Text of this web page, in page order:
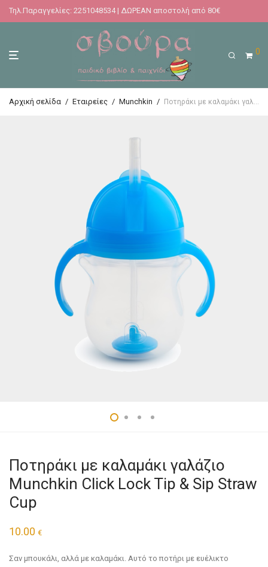
Τηλ.Παραγγελίες: 2251048534 | ΔΩΡΕΑΝ αποστολή από 80€
0
Αρχική σελίδα / Εταιρείες / Munchkin / Ποτηράκι με καλαμάκι γαλάζιο Munchkin Click Lock Tip & Sip Straw Cup
Ποτηράκι με καλαμάκι γαλάζιο
Munchkin Click Lock Tip & Sip Straw
Cup
10.00 €
Σαν μπουκάλι, αλλά με καλαμάκι. Αυτό το ποτήρι με ευέλικτο